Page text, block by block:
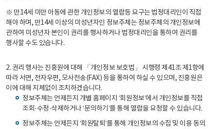
※ 만14세 미만 아동에 관한 개인정보의 열람등 요구는 법정대리인이 직접
해야 하며, 만14세 이상의 미성년자인 정보주체는 정보주체의 개인정보에
관하여 미성년자 본인이 권리를 행사하거나 법정대리인을 통하여 권리를
행사할 수도 있습니다.
2. 권리 행사는 진흥원에 대해 「개인정보 보호법」 시행령 제41조 제1항에
따라 서면, 전자우편, 모사전송(FAX) 등을 통하여 하실 수 있으며, 진흥원은
이에 대해 지체없이 조치하겠습니다.
정보주체는 언제든지 개별 홈페이지 ‘회원정보’에서 개인정보를 직접
조회·수정·삭제하거나 ‘문의하기’를 통해 열람을 요청할 수 있습니다.
정보주체는 언제든지 ‘회원탈퇴’를 통해 개인정보의 수집 및 이용 동의